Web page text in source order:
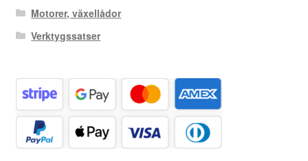
Motorer, växellådor
Verktygssatser